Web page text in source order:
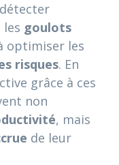
les goulots
optimiser les
risques. En
grâce à ces
non
, mais
de leur